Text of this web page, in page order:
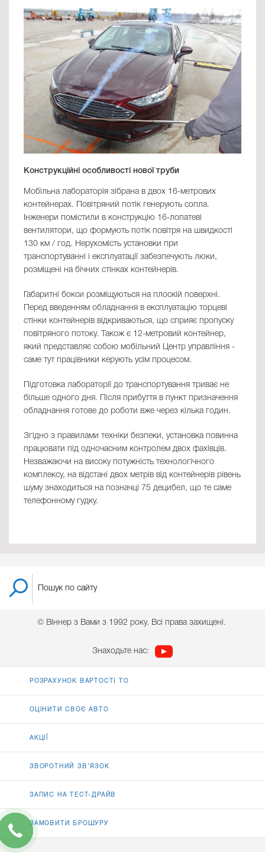
Конструкційні особливості нової труби
Мобільна лабораторія зібрана в двох 16-метрових
контейнерах. Повітряний потік генерують сопла.
Інженери помістили в конструкцію 16-лопатеві
вентилятори, що формують потік повітря на швидкості
130 км / год. Нерухомість установки при
транспортуванні і експлуатації забезпечують люки,
розміщені на бічних стінках контейнерів.
Габаритні бокси розміщуються на плоскій поверхні.
Перед введенням обладнання в експлуатацію торцеві
стінки контейнерів відкриваються, що сприяє пропуску
повітряного потоку. Також є 12-метровий контейнер,
який представляє собою мобільний Центр управління -
саме тут працівники керують усім процесом.
Підготовка лабораторії до транспортування триває не
більше одного дня. Після прибуття в пункт призначення
обладнання готове до роботи вже через кілька годин.
Згідно з правилами техніки безпеки, установка повинна
працювати під одночасним контролем двох фахівців.
Незважаючи на високу потужність технологічного
комплексу, на відстані двох метрів від контейнерів рівень
шуму знаходиться на позначці 75 децибел, що те саме
телефонному гудку.
© Віннер з Вами з 1992 року. Всі права захищені.
Знаходьте нас:
РОЗРАХУНОК ВАРТОСТІ ТО
ОЦІНИТИ СВОЄ АВТО
АКЦІЇ
ЗВОРОТНИЙ ЗВ’ЯЗОК
ЗАПИС НА ТЕСТ-ДРАЙВ
ЗАМОВИТИ БРОШУРУ